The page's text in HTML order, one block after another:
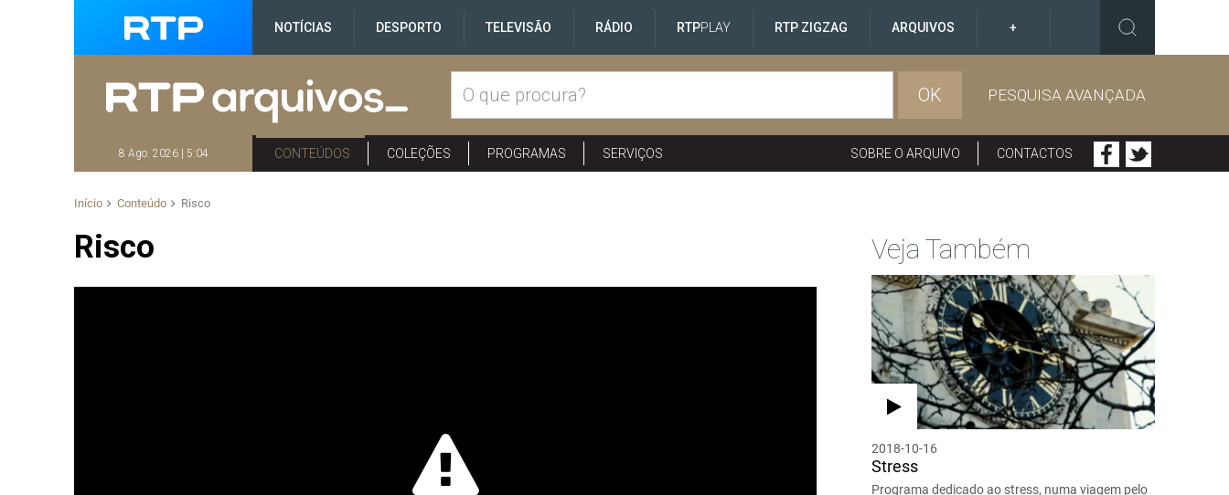
NOTÍCIAS DESPORTO TELEVISÃO RÁDIO RTPPLAY RTP ZIGZAG ARQUIVOS +
OK PESQUISA AVANÇADA
8 Ago. 2026 | 5:04 CONTEÚDOS COLEÇÕES PROGRAMAS SERVIÇOS SOBRE O ARQUIVO CONTACTOS
Início Conteúdo Risco
Risco Veja Também
2018-10-16
Stress
Programa dedicado ao stress, numa viagem pelo